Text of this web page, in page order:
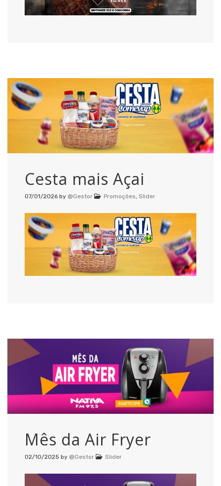
Cesta mais Açai
07/01/2026 by @Gestor Promoções, Slider
Mês da Air Fryer
02/10/2025 by @Gestor Slider